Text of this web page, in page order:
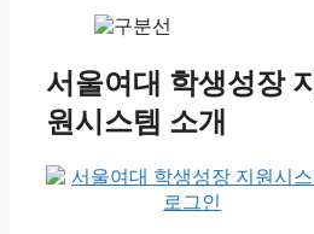
서울여대 학생성장 지
원시스템 소개